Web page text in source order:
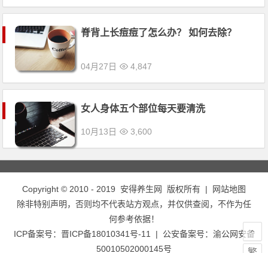
脊背上长痘痘了怎么办？ 如何去除？
04月27日 4,847
女人身体五个部位每天要清洗
10月13日 3,600
Copyright © 2010 - 2019 安得养生网 版权所有 |
网站地图
除非特别声明，否则均不代表站方观点，并仅供查阅，不作为任
何参考依据！
ICP备案号： 晋ICP备18010341号-11 | 公安备案号： 渝公网安备
50010502000145号